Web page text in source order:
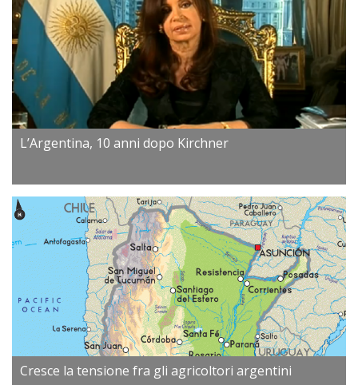
L’Argentina, 10 anni dopo Kirchner
Cresce la tensione fra gli agricoltori argentini